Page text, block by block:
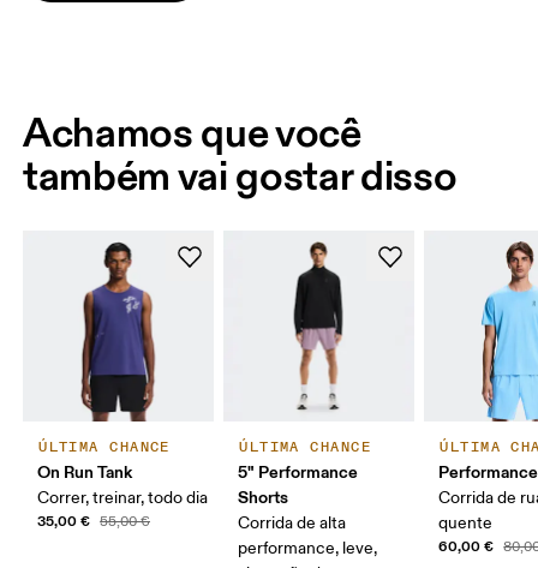
Achamos que você
também vai gostar disso
ÚLTIMA CHANCE
On Run Tank
Correr, treinar, todo dia
35,00 € 55,00 €
ÚLTIMA CHANCE
5" Performance
Shorts
Corrida de alta
performance, leve,
ÚLTIMA
Corrida de
quente
60,00 €